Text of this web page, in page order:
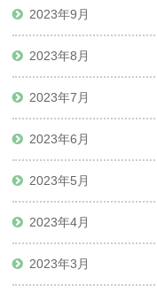
2023年9月
2023年8月
2023年7月
2023年6月
2023年5月
2023年4月
2023年3月